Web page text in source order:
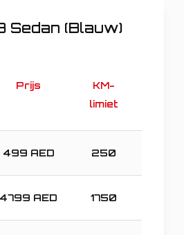
Sedan (Blauw)
Prijs
KM-
limiet
499 AED 250
4799 AED 1750